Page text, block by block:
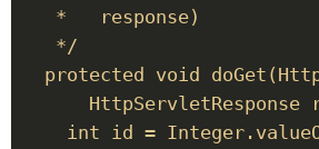
   *   response)
   */
protected void
HttpServletResponse
int id =